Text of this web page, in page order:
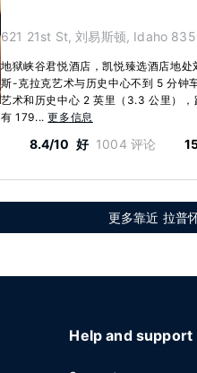
621 21st St, 刘易斯顿, Idaho
地狱峡谷君悦酒店，凯悦臻选酒店地
斯-克拉克艺术与历史中心不到 5 分钟
艺术和历史中心 2 英里（3.3 公里），
有 179...更多信息
8.4/10 好 1004 评论
更多靠近 拉普
Help and support